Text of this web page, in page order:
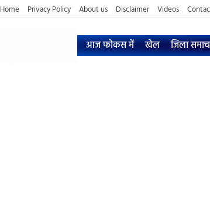
Home Privacy Policy About us Disclaimer Videos
आज फोकस में खेल जिला